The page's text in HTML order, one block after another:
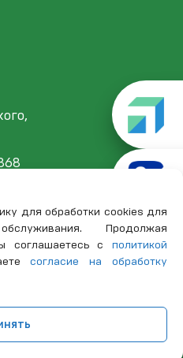
для обработки cookies для
Продолжая
соглашаетесь с политикой
согласие на обработку